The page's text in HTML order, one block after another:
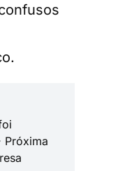
Próxima